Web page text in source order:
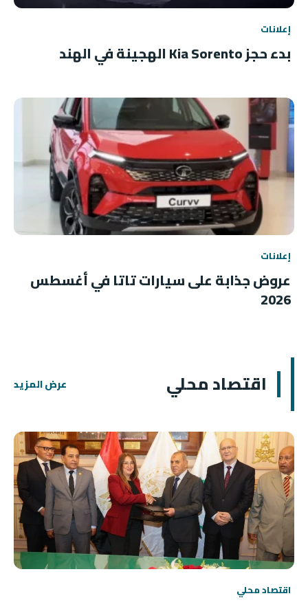
إعلانات
بدء حجز Kia Sorento الهجينة في الهند
إعلانات
عروض جذابة على سيارات تاتا في أغسطس
2026
اقتصاد محلي عرض المزيد
اقتصاد محلي